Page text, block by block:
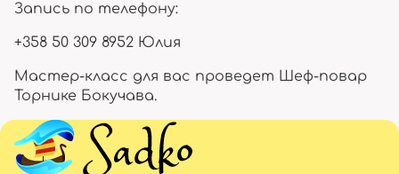
Запись по телефону:
+358 50 309 8952 Юлия
Мастер-класс для вас проведет Шеф-повар
Торнике Бокучава.